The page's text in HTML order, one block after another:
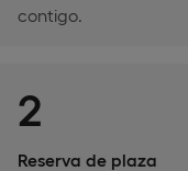
contigo.
2
Reserva de plaza